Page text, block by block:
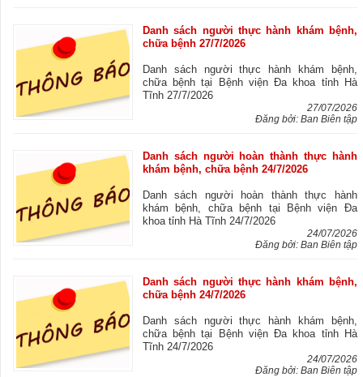
Danh sách người thực hành khám bệnh,
chữa bệnh 27/7/2026
Danh sách người thực hành khám bệnh,
chữa bệnh tại Bệnh viện Đa khoa tỉnh Hà
Tĩnh 27/7/2026
27/07/2026
Đăng bởi: Ban Biên tập
Danh sách người hoàn thành thực hành
khám bệnh, chữa bệnh 24/7/2026
Danh sách người hoàn thành thực hành
khám bệnh, chữa bệnh tại Bệnh viện Đa
khoa tỉnh Hà Tĩnh 24/7/2026
24/07/2026
Đăng bởi: Ban Biên tập
Danh sách người thực hành khám bệnh,
chữa bệnh 24/7/2026
Danh sách người thực hành khám bệnh,
chữa bệnh tại Bệnh viện Đa khoa tỉnh Hà
Tĩnh 24/7/2026
24/07/2026
Đăng bởi: Ban Biên tập